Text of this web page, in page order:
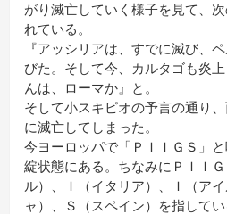
がり滅亡していく様子を見て、
れている。
『アッシリアは、すでに滅び、
びた。そして今、カルタゴも炎
んは、ローマか』と。
そして小スキピオの予言の通り
に滅亡してしまった。
今ヨーロッパで「ＰＩＩＧＳ」
綻状態にある。ちなみにＰＩＩ
ル）、Ｉ（イタリア）、Ｉ（ア
ャ）、Ｓ（スペイン）を指してい